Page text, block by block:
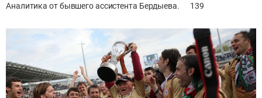
Аналитика от бывшего ассистента Бердыева. 139